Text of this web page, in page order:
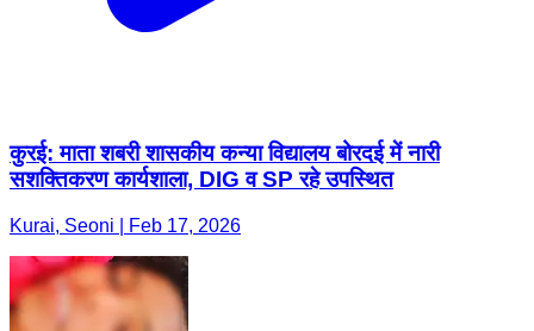
कुरई: माता शबरी शासकीय कन्या विद्यालय बोरदई में नारी
सशक्तिकरण कार्यशाला, DIG व SP रहे उपस्थित
Kurai, Seoni | Feb 17, 2026